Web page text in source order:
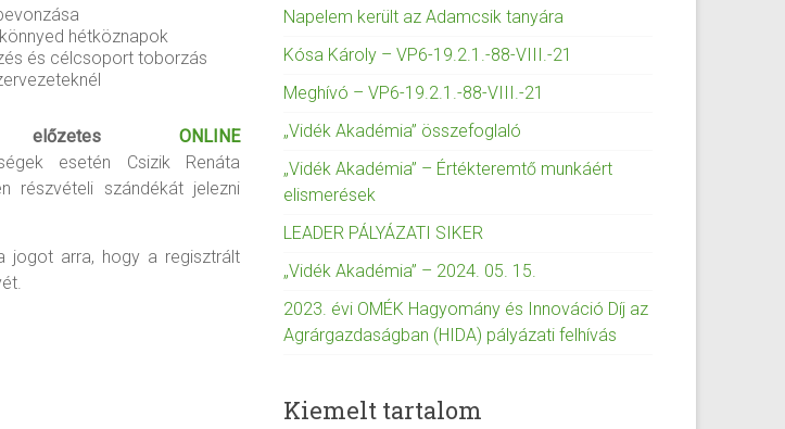
hétköznapok
és célcsoport toborzás
előzetes
ONLINE
esetén Csizik Renáta
részvételi szándékát jelezni
jogot arra, hogy a regisztrált
Napelem került az Adamcsik tanyára
Kósa Károly – VP6-19.2.1.-88-VIII.-21
Meghívó – VP6-19.2.1.-88-VIII.-21
„Vidék Akadémia” összefoglaló
„Vidék Akadémia” – Értékteremtő munkáért
elismerések
LEADER PÁLYÁZATI SIKER
„Vidék Akadémia” – 2024. 05. 15.
2023. évi OMÉK Hagyomány és Innováció Díj az
Agrárgazdaságban (HIDA) pályázati felhívás
Kiemelt tartalom